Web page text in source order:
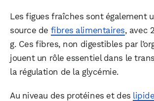
Les figues fraîches sont également
source de fibres alimentaires, avec
g. Ces fibres, non digestibles par
jouent un rôle essentiel dans le
la régulation de la glycémie.
Au niveau des protéines et des